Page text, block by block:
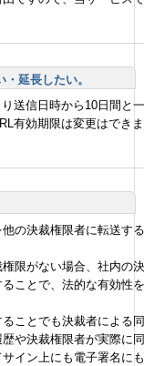
延長したい。
送信日時から10日間と
有効期限は変更はでき
の決裁権限者に転送す
限がない場合、社内の
ことで、法的な有効性
ことでも決裁者による
や決裁権限者が実際に
イン上にも電子署名に